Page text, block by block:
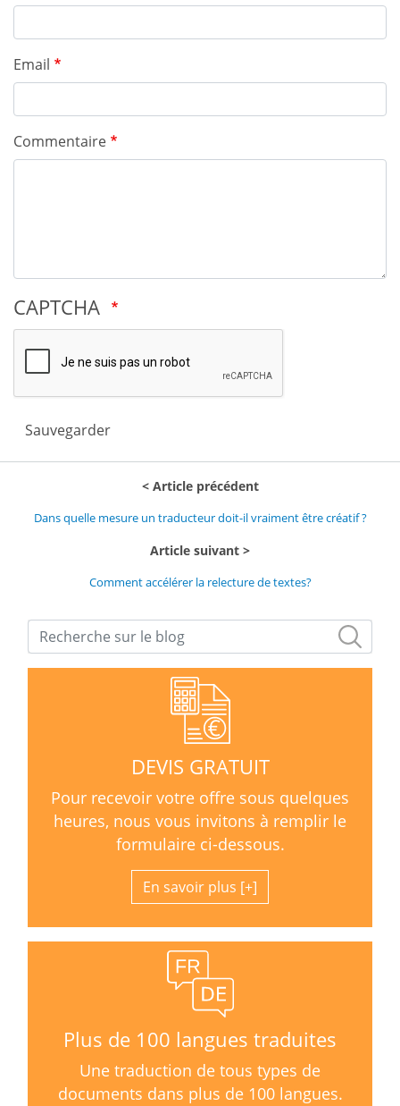
Email
Commentaire
CAPTCHA
Sauvegarder
Article précédent
Dans quelle mesure un traducteur doit-il vraiment être créatif ?
Article suivant
Comment accélérer la relecture de textes?
DEVIS GRATUIT
Pour recevoir votre offre sous quelques
heures, nous vous invitons à remplir le
formulaire ci-dessous.
En savoir plus
Plus de 100 langues traduites
Une traduction de tous types de
documents dans plus de 100 langues.